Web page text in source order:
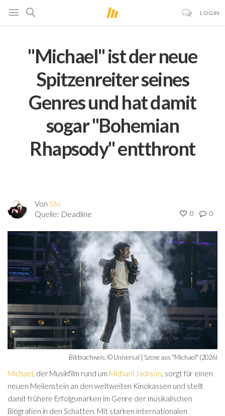
LOGIN
"Michael" ist der neue
Spitzenreiter seines
Genres und hat damit
sogar "Bohemian
Rhapsody" entthront
Von Stu
Quelle: Deadline 0 0
Bildnachweis: © Universal | Szene aus "Michael" (2026)
Michael, der Musikfilm rund um Michael Jackson, sorgt für einen
neuen Meilenstein an den weltweiten Kinokassen und stellt
damit frühere Erfolgsmarken im Genre der musikalischen
Biografien in den Schatten. Mit starken internationalen